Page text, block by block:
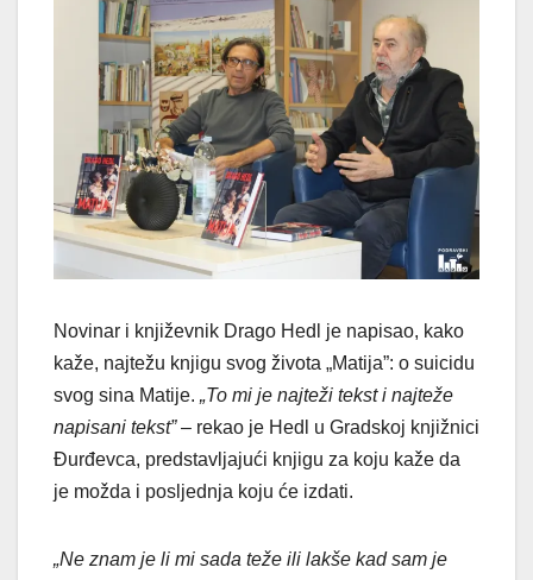
Novinar i književnik Drago Hedl je napisao, kako
kaže, najtežu knjigu svog života „Matija”: o suicidu
svog sina Matije. „To mi je najteži tekst i najteže
napisani tekst”– rekao je Hedl u Gradskoj knjižnici
Đurđevca, predstavljajući knjigu za koju kaže da
je možda i posljednja koju će izdati.
„Ne znam je li mi sada teže ili lakše kad sam je